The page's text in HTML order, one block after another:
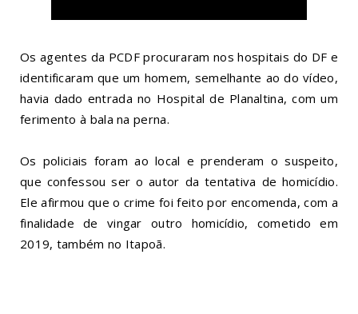
Os agentes da PCDF procuraram nos hospitais do DF e
identificaram que um homem, semelhante ao do vídeo,
havia dado entrada no Hospital de Planaltina, com um
ferimento à bala na perna.
Os policiais foram ao local e prenderam o suspeito,
que confessou ser o autor da tentativa de homicídio.
Ele afirmou que o crime foi feito por encomenda, com a
finalidade de vingar outro homicídio, cometido em
2019, também no Itapoã.